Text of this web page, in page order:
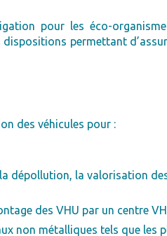
pour les éco-
permettant
des véhicules pour :
dépollution, la valorisation
des VHU par un centre
non métalliques tels que les